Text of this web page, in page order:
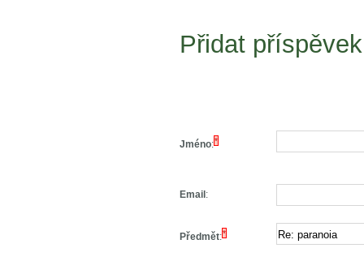
Přidat
Jméno:*
Email :
Předmět:*